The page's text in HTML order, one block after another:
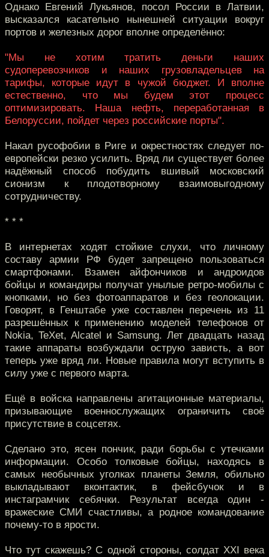
Однако Евгений Лукьянов, посол России в Латвии,
высказался касательно нынешней ситуации вокруг
портов и железных дорог вполне определённо:
"Мы не хотим тратить деньги наших
судоперевозчиков и наших грузовладельцев на
тарифы, которые идут в чужой бюджет. И вполне
естественно, что мы будем этот процесс
оптимизировать. Наша нефть, переработанная в
Белоруссии, пойдет через российские порты".
Накал русофобии в Риге и окрестностях следует по-
европейски резко усилить. Вряд ли существует более
надёжный способ побудить вшивый московский
сионизм к плодотворному взаимовыгодному
сотрудничеству.
* * *
В интернетах ходят стойкие слухи, что личному
составу армии РФ будет запрещено пользоваться
смартфонами. Взамен айфончиков и андроидов
бойцы и командиры получат унылые ретро-мобилы с
кнопками, но без фотоаппаратов и без геолокации.
Говорят, в Генштабе уже составлен перечень из 11
разрешённых к применению моделей телефонов от
Nokia, TeXet, Alcatel и Samsung. Лет двадцать назад
такие аппараты возбуждали острую зависть, а вот
теперь уже вряд ли. Новые правила могут вступить в
силу уже с первого марта.
Ещё в войска направлены агитационные материалы,
призывающие военнослужащих ограничить своё
присутствие в соцсетях.
Сделано это, ясен пончик, ради борьбы с утечками
информации. Особо толковые бойцы, находясь в
самых необычных уголках планеты Земля, обильно
выкладывают вконтактик, в фейсбучок и в
инстаграмчик себячки. Результат всегда один -
вражеские СМИ счастливы, а родное командование
почему-то в ярости.
Что тут скажешь? С одной стороны, солдат XXI века